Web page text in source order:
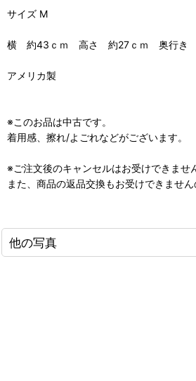
サイズ M
横 約43ｃｍ 高さ 約27ｃｍ 奥行き
アメリカ製
※このお品は中古です。
着用感、擦れ/よごれなどがございます。
※ご注文後のキャンセルはお受けできませ
また、商品の返品交換もお受けできませ
他の写真